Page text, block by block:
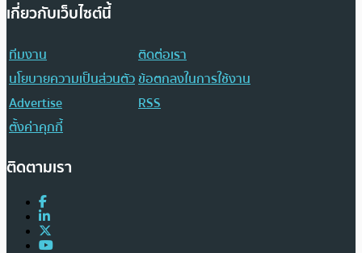
เกี่ยวกับเว็บไซต์นี้
ทีมงาน
ติดต่อเรา
นโยบายความเป็นส่วนตัวข้อตกลงในการใช้งาน
Advertise
RSS
ตั้งค่าคุกกี้
ติดตามเรา